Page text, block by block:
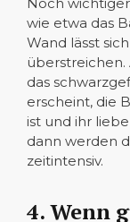
wie etwa das
Wand lässt
das
erscheint, die
ist und ihr
dann werden
zeitintensiv.
4. Wenn